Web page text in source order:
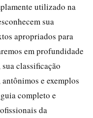
utilizado na
sua
apropriados para
em profundidade
classificação
e exemplos
completo e
da